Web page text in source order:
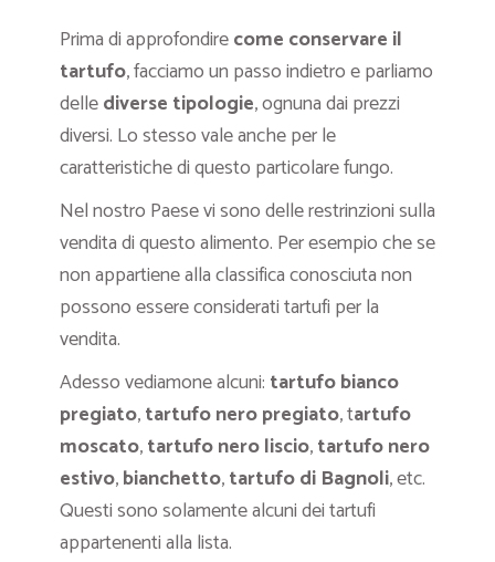
Prima di approfondirecome conservare il
tartufo, facciamo un passo indietro e parliamo
dellediverse tipologie, ognuna dai prezzi
diversi. Lo stesso vale anche per le
caratteristiche di questo particolare fungo.
Nel nostro Paese vi sono delle restrinzioni sulla
vendita di questo alimento. Per esempio che se
non appartiene alla classifica conosciuta non
possono essere considerati tartufi per la
vendita.
Adesso vediamone alcuni: tartufo bianco
pregiato,tartufo nero pregiato, tartufo
moscato,tartufo nero liscio,tartufo nero
estivo,bianchetto,tartufo di Bagnoli, etc.
Questi sono solamente alcuni dei tartufi
appartenenti alla lista.